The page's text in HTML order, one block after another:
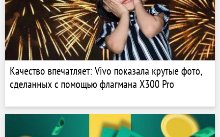
Качество впечатляет: Vivo показала крутые фото,
сделанных с помощью флагмана X300 Pro